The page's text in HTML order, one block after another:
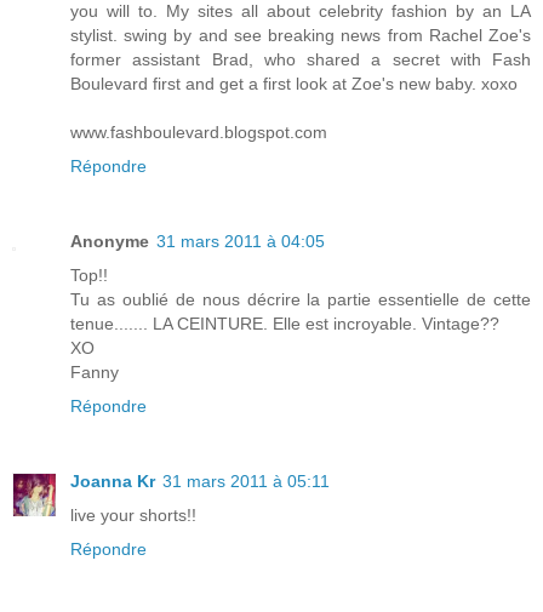
you will to. My sites all about celebrity fashion by an LA
stylist. swing by and see breaking news from Rachel Zoe's
former assistant Brad, who shared a secret with Fash
Boulevard first and get a first look at Zoe's new baby. xoxo
www.fashboulevard.blogspot.com
Répondre
Anonyme 31 mars 2011 à 04:05
Top!!
Tu as oublié de nous décrire la partie essentielle de cette
tenue....... LA CEINTURE. Elle est incroyable. Vintage??
XO
Fanny
Répondre
Joanna Kr 31 mars 2011 à 05:11
live your shorts!!
Répondre